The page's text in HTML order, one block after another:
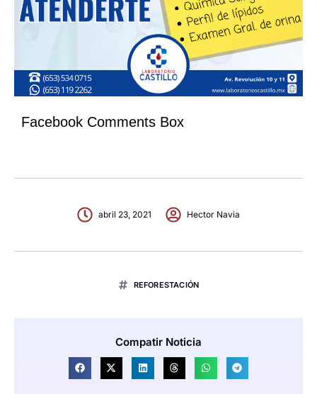
Facebook Comments Box
abril 23, 2021 Hector Navia
REFORESTACIÓN
Compatir Noticia